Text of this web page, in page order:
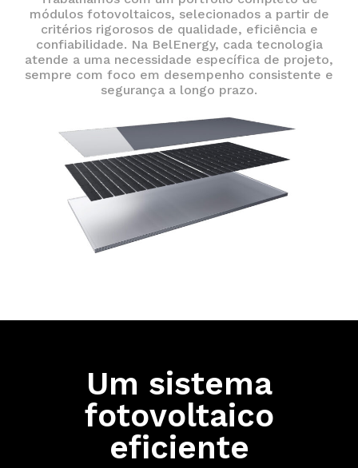
módulos fotovoltaicos, selecionados a partir de
critérios rigorosos de qualidade, eficiência e
confiabilidade. Na BelEnergy, cada tecnologia
atende a uma necessidade específica de projeto,
sempre com foco em desempenho consistente e
segurança a longo prazo.
Um sistema
fotovoltaico
eficiente